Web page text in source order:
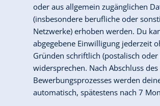
oder aus allgemein zugänglichen
(insbesondere berufliche oder
Netzwerke) erhoben werden. Du
abgegebene Einwilligung jederzeit
Gründen schriftlich (postalisch oder
widersprechen. Nach Abschluss des
Bewerbungsprozesses werden
automatisch, spätestens nach 7